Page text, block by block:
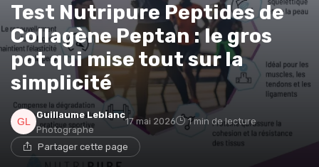
Test Nutripure Peptides de
Collagène Peptan : le gros
pot qui mise tout sur la
simplicité
Guillaume Leblanc
Photographe
17 mai 2026 1 min de lecture
Partager cette page